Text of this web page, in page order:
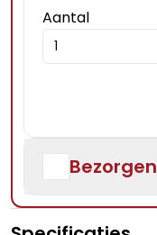
Aantal
Bezorgen